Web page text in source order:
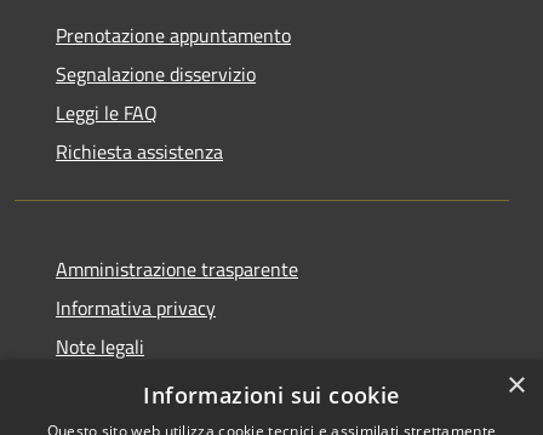
Prenotazione appuntamento
Segnalazione disservizio
Leggi le FAQ
Richiesta assistenza
Amministrazione trasparente
Informativa privacy
Note legali
Dichiarazione di accessibilità
×
Informazioni sui cookie
Questo sito web utilizza cookie tecnici e assimilati strettamente